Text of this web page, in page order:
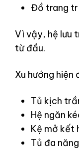
Đồ trang
Vì vậy, hệ lưu
từ đầu.
Xu hướng hiện
Tủ kịch
Hệ ngăn
Kệ mở kết
Tủ đa